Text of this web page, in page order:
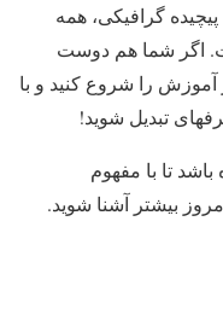
گرافیکی، همه
اگر شما هم دوست
آموزش را شروع کنید و با
تبدیل شوید!
تا با مفهوم
بیشتر آشنا شوید.